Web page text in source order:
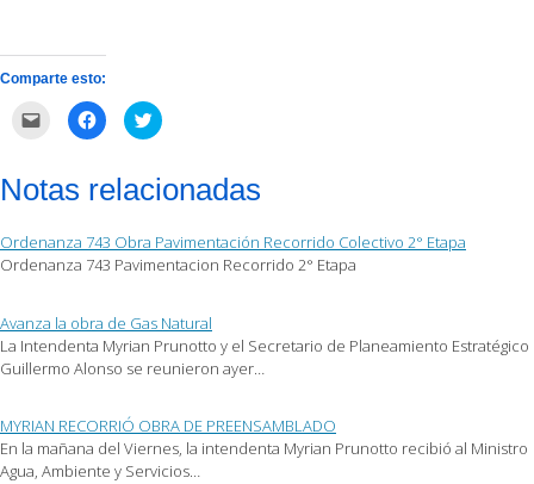
Comparte esto:
correo
electrónico
amigo
(Se
abre
ventana
nueva)
Haz
clic
Facebook
(Se
una
ventana
nueva)
Haz
clic
en
Twitter
(Se
una
ventana
nueva)
Notas relacionadas
Ordenanza 743 Obra Pavimentación Recorrido Colectivo 2° Etapa
Ordenanza 743 Pavimentacion Recorrido 2° Etapa
Avanza la obra de Gas Natural
La Intendenta Myrian Prunotto y el Secretario de Planeamiento Estratégico
Guillermo Alonso se reunieron ayer…
MYRIAN RECORRIÓ OBRA DE PREENSAMBLADO
En la mañana del Viernes, la intendenta Myrian Prunotto recibió al Ministro
Agua, Ambiente y Servicios…